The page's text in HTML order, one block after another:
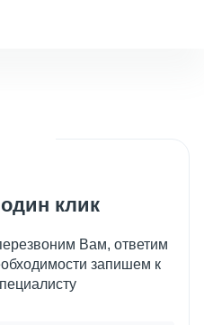
клик
Вам, ответим
запишем к